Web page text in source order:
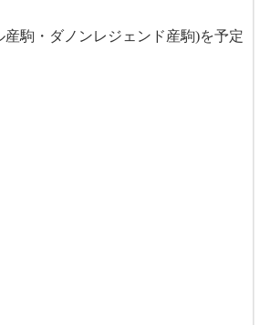
駒・ダノンレジェンド産駒)を予定